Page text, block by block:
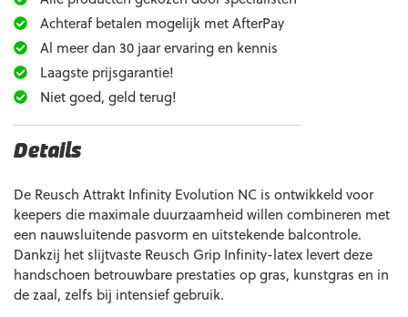
Achteraf betalen mogelijk met AfterPay
Al meer dan 30 jaar ervaring en kennis
Laagste prijsgarantie!
Niet goed, geld terug!
Details
De Reusch Attrakt Infinity Evolution NC is ontwikkeld voor
keepers die maximale duurzaamheid willen combineren met
een nauwsluitende pasvorm en uitstekende balcontrole.
Dankzij het slijtvaste Reusch Grip Infinity-latex levert deze
handschoen betrouwbare prestaties op gras, kunstgras en in
de zaal, zelfs bij intensief gebruik.